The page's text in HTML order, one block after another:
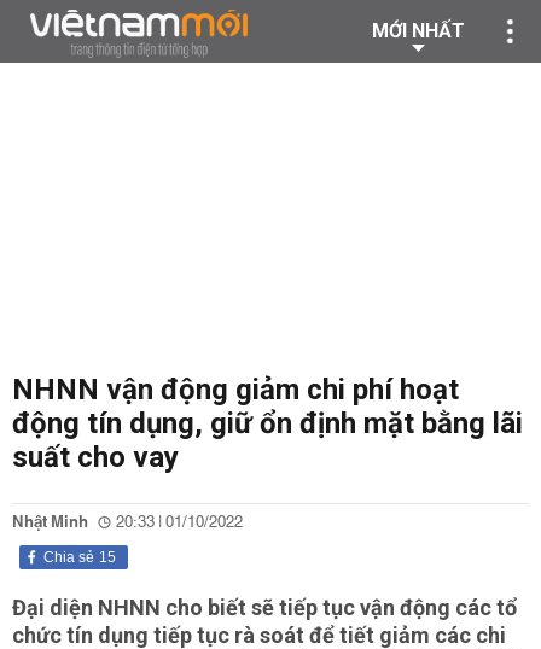
MỚI NHẤT
NHNN vận động giảm chi phí hoạt
động tín dụng, giữ ổn định mặt bằng lãi
suất cho vay
Nhật Minh 20:33 | 01/10/2022
15
Chia sẻ
Đại diện NHNN cho biết sẽ tiếp tục vận động các tổ
chức tín dụng tiếp tục rà soát để tiết giảm các chi